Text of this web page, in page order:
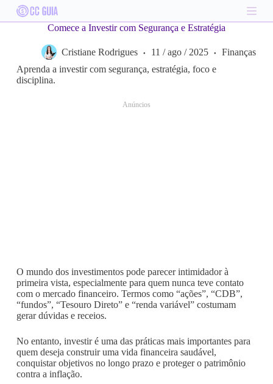
S
k
Comece a Investir com Segurança e Estratégia
Cristiane Rodrigues 11 / ago / 2025
Finanças
Aprenda a investir com segurança, estratégia, foco e
disciplina.
Anúncios
O mundo dos investimentos pode parecer intimidador à
primeira vista, especialmente para quem nunca teve contato
com o mercado financeiro. Termos como “ações”, “CDB”,
“fundos”, “Tesouro Direto” e “renda variável” costumam
gerar dúvidas e receios.
No entanto, investir é uma das práticas mais importantes para
quem deseja construir uma vida financeira saudável,
conquistar objetivos no longo prazo e proteger o patrimônio
contra a inflação.